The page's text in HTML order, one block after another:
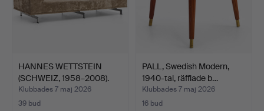
HANNES WETTSTEIN
(SCHWEIZ, 1958–2008).
Sof…
Klubbades 7 maj 2026
39 bud
PALL, Swedish Modern,
1940-tal, räfflade b…
Klubbades 7 maj 2026
16 bud